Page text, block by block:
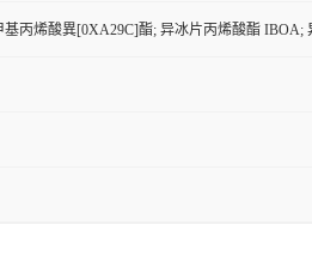
丙烯酸異[0XA29C]酯; 异冰片丙烯酸酯